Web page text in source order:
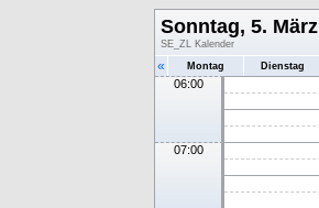
Sonntag, 5. März
SE_ZL Kalender
« Montag Dienstag
06:00
07:00